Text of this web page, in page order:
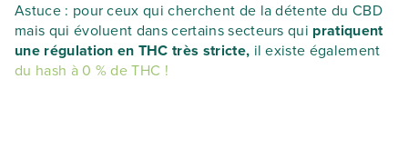
Astuce : pour ceux qui cherchent de la détente du CBD
mais qui évoluent dans certains secteurs qui pratiquent
une régulation en THC très stricte, il existe également
du hash à 0 % de THC !